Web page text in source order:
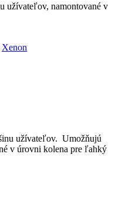
užívateľov, namontované v
Xenon
užívateľov. Umožňujú
v úrovni kolena pre ľahký